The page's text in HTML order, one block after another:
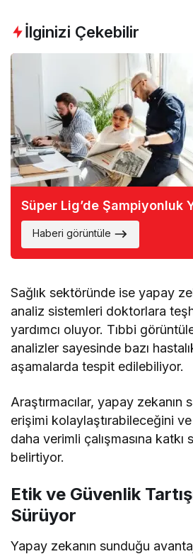
İlginizi Çekebilir
Süper Lig’de Şampiyonluk
Haberi görüntüle
Sağlık sektöründe ise yapay
analiz sistemleri doktorlara
yardımcı oluyor. Tıbbi
analizler sayesinde bazı
aşamalarda tespit edilebiliyor.
Araştırmacılar, yapay zekanın
erişimi kolaylaştırabileceğini
daha verimli çalışmasına
belirtiyor.
Etik ve Güvenlik
Sürüyor
Yapay zekanın sunduğu